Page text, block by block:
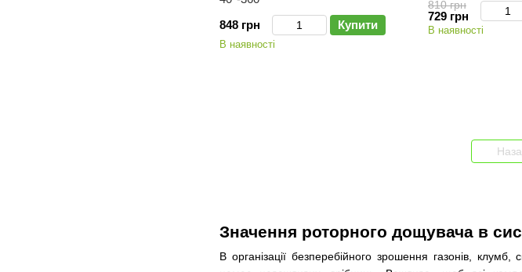
Значення роторного дощувача в
В організації безперебійного зрошення газонів, клумб,
848 грн
Купити
В наявності
810 грн
729 грн
В наявності